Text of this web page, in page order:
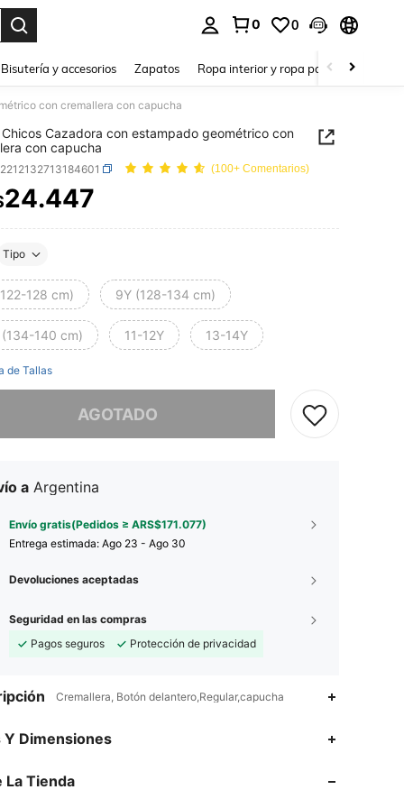
0 0
Bisutería y accesorios Zapatos Ropa interior y ropa para dormir
con cremallera con capucha
Chicos Cazadora con estampado geométrico con
con capucha
(100+ Comentarios)
AND AVAILABILITY
24.447
Tipo
128 cm) 9Y (128-134 cm)
(134-140 cm) 11-12Y 13-14Y
de Tallas
AGOTADO
a Argentina
Envío gratis(Pedidos ≥ ARS$171.077)
Entrega estimada: Ago 23 - Ago 30
Devoluciones aceptadas
Seguridad en las compras
Pagos seguros
Protección de privacidad
Cremallera, Botón delantero,Regular,capucha
Y Dimensiones
La Tienda
4,94
4,94